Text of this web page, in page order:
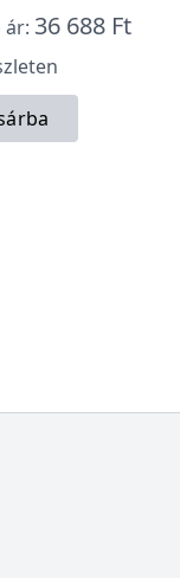
36 688 Ft